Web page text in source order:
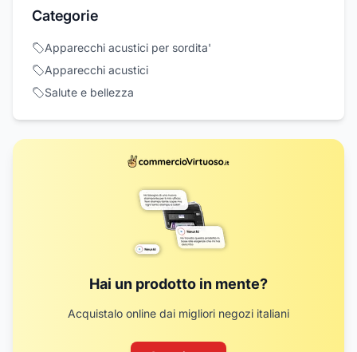
Categorie
Apparecchi acustici per sordita'
Apparecchi acustici
Salute e bellezza
Hai un prodotto in mente?
Acquistalo online dai migliori negozi italiani